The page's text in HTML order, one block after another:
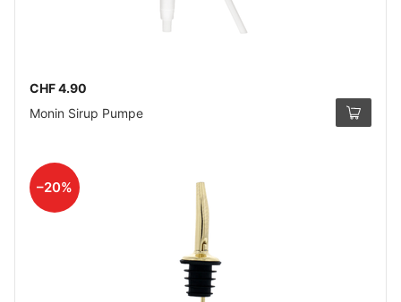
CHF 4.90
Monin Sirup Pumpe
–20%